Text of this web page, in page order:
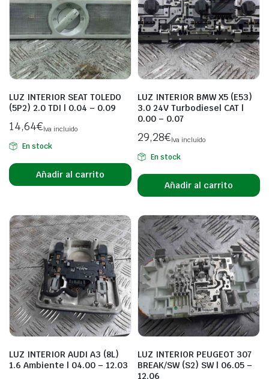
LUZ INTERIOR SEAT TOLEDO
(5P2) 2.0 TDI | 0.04 – 0.09
14,64€Iva incluido
En stock
Añadir al carrito
LUZ INTERIOR BMW X5 (E53)
3.0 24V Turbodiesel CAT |
0.00 – 0.07
29,28€Iva incluido
En stock
Añadir al carrito
LUZ INTERIOR AUDI A3 (8L)
1.6 Ambiente | 04.00 – 12.03
LUZ INTERIOR PEUGEOT 307
BREAK/SW (S2) SW | 06.05 –
12.06